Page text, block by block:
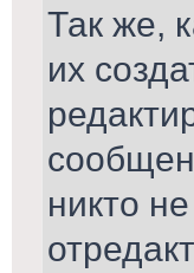
Так же,
их
никто